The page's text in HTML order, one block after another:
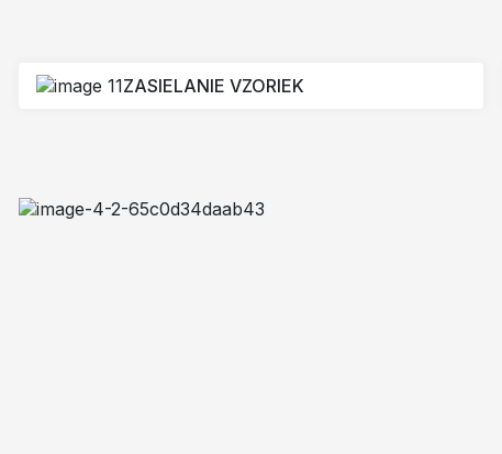
ZASIELANIE VZORIEK